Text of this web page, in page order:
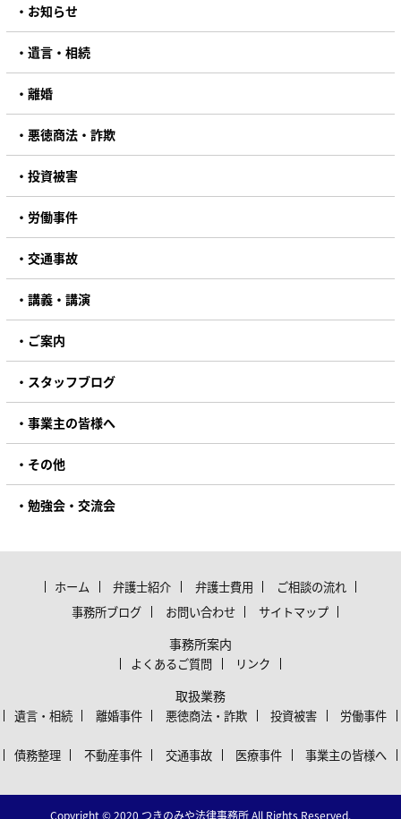
お知らせ
遺言・相続
離婚
悪徳商法・詐欺
投資被害
労働事件
交通事故
講義・講演
ご案内
スタッフブログ
事業主の皆様へ
その他
勉強会・交流会
ホーム 弁護士紹介 弁護士費用
ご相談の流れ
事務所ブログ
お問い合わせ サイトマップ
事務所案内
よくあるご質問 リンク
取扱業務
遺言・相続 離婚事件 悪徳商法・詐欺 投資被害 労働事件
債務整理 不動産事件 交通事故 医療事件 事業主の皆様へ
Copyright © 2020 つきのみや法律事務所All Rights Reserved.